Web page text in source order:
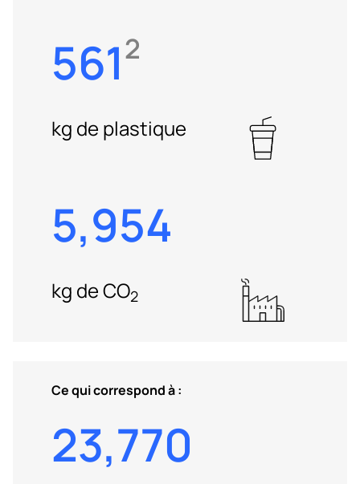
5612
kg de plastique
5,954
kg de CO2
Ce qui correspond à :
23,770